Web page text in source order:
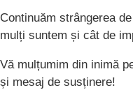
Continuăm strângerea
mulți suntem și cât de
Vă mulțumim din inimă
și mesaj de susținere!